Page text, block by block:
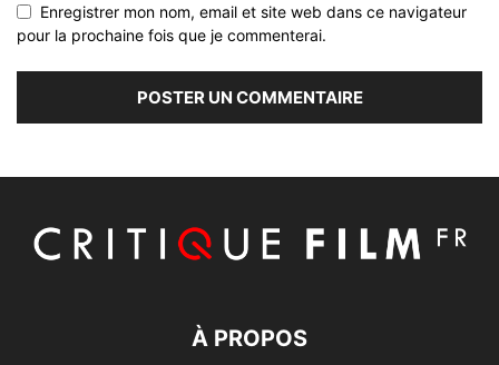
Enregistrer mon nom, email et site web dans ce navigateur
pour la prochaine fois que je commenterai.
À PROPOS